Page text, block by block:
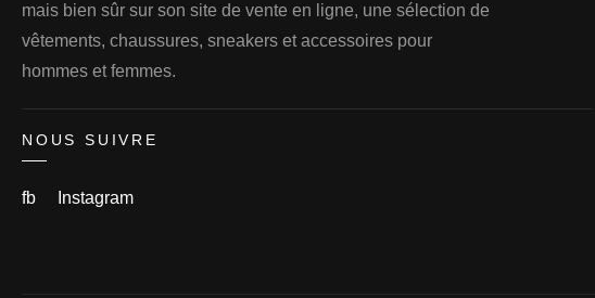
mais bien sûr sur son site de vente en ligne, une sélection de
vêtements, chaussures, sneakers et accessoires pour
hommes et femmes.
NOUS SUIVRE
fb Instagram